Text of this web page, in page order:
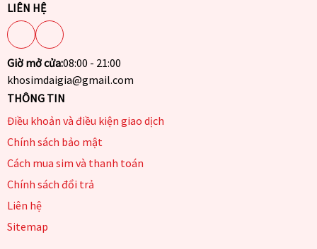
LIÊN HỆ
Giờ mở cửa:08:00 - 21:00
khosimdaigia@gmail.com
THÔNG TIN
Điều khoản và điều kiện giao dịch
Chính sách bảo mật
Cách mua sim và thanh toán
Chính sách đổi trả
Liên hệ
Sitemap